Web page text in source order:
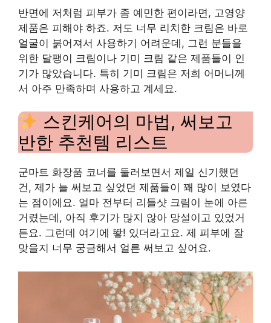
반면에 저처럼 피부가 좀 예민한 편이라면, 고영양
제품은 피해야 하죠. 저도 너무 리치한 크림은 바로
얼굴이 붉어져서 사용하기 어려운데, 그런 분들을
위한 달팽이 크림이나 기미 크림 같은 제품들이 인
기가 많았습니다. 특히 기미 크림은 저희 어머니께
서 아주 만족하며 사용하고 계세요.
스킨케어의 마법, 써보고
반한 추천템 리스트
군마트 화장품 코너를 둘러보면서 제일 신기했던
건, 제가 늘 써보고 싶었던 제품들이 꽤 많이 보였다
는 점이에요. 얼마 전부터 리들샷 크림이 눈에 아른
거렸는데, 아직 후기가 많지 않아 망설이고 있었거
든요. 그런데 여기에 뙇! 있더라고요. 제 피부에 잘
맞을지 너무 궁금해서 얼른 써보고 싶어요.